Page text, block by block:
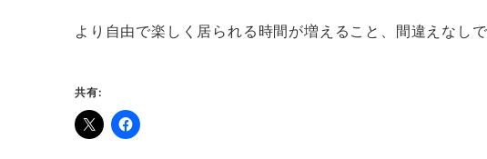
より自由で楽しく居られる時間が増えること、間違えなし
共有: